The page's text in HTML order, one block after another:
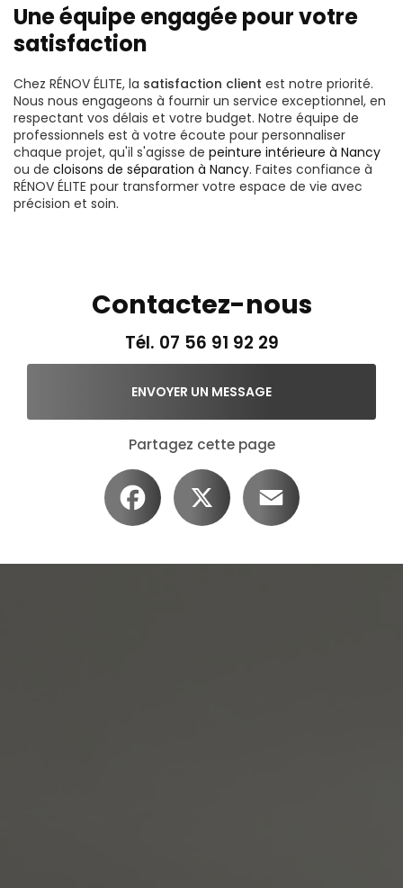
Une équipe engagée pour votre
satisfaction
Chez RÉNOV ÉLITE, la satisfaction client est notre priorité.
Nous nous engageons à fournir un service exceptionnel, en
respectant vos délais et votre budget. Notre équipe de
professionnels est à votre écoute pour personnaliser
chaque projet, qu'il s'agisse de peinture intérieure à Nancy
ou de cloisons de séparation à Nancy. Faites confiance à
RÉNOV ÉLITE pour transformer votre espace de vie avec
précision et soin.
Contactez-nous
Tél. 07 56 91 92 29
ENVOYER UN MESSAGE
Partagez cette page
Facebook